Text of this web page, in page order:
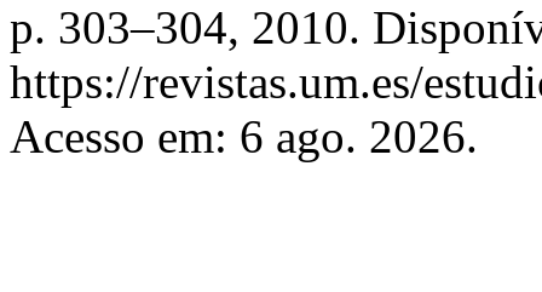
p. 303–304, 2010.
https://revistas.um.es/
Acesso em: 6 ago. 2026.